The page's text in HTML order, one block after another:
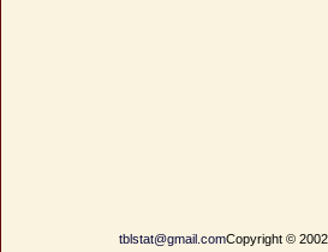
tblstat@gmail.comCopyright ©